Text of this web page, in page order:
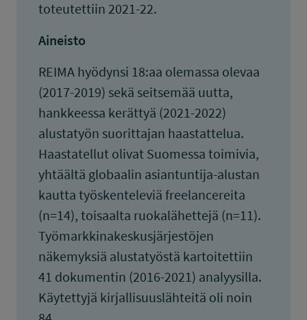
toteutettiin 2021-22.
Aineisto
REIMA hyödynsi 18:aa olemassa olevaa
(2017-2019) sekä seitsemää uutta,
hankkeessa kerättyä (2021-2022)
alustatyön suorittajan haastattelua.
Haastatellut olivat Suomessa toimivia,
yhtäältä globaalin asiantuntija-alustan
kautta työskenteleviä freelancereita
(n=14), toisaalta ruokalähettejä (n=11).
Työmarkkinakeskusjärjestöjen
näkemyksiä alustatyöstä kartoitettiin
41 dokumentin (2016-2021) analyysilla.
Käytettyjä kirjallisuuslähteitä oli noin